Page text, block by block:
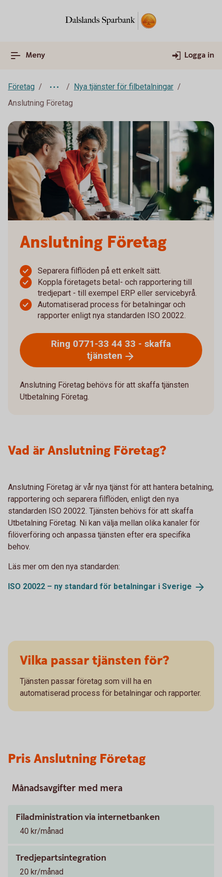
Meny Logga in
Företag
Nya tjänster för filbetalningar
Anslutning Företag
Anslutning Företag
Separera filflöden på ett enkelt sätt.
Koppla företagets betal- och rapportering till
tredjepart - till exempel ERP eller servicebyrå.
Automatiserad process för betalningar och
rapporter enligt nya standarden ISO 20022.
Ring 0771-33 44 33 - skaffa
tjänsten
Anslutning Företag behövs för att skaffa tjänsten
Utbetalning Företag.
Vad är Anslutning Företag?
Anslutning Företag är vår nya tjänst för att hantera betalning,
rapportering och separera filflöden, enligt den nya
standarden ISO 20022. Tjänsten behövs för att skaffa
Utbetalning Företag. Ni kan välja mellan olika kanaler för
filöverföring och anpassa tjänsten efter era specifika
behov.
Läs mer om den nya standarden:
ISO 20022 – ny standard för betalningar i Sverige
Vilka passar tjänsten för?
Tjänsten passar företag som vill ha en
automatiserad process för betalningar och rapporter.
Pris Anslutning Företag
Månadsavgifter med mera
Filadministration via internetbanken
40 kr/månad
Tredjepartsintegration
20 kr/månad